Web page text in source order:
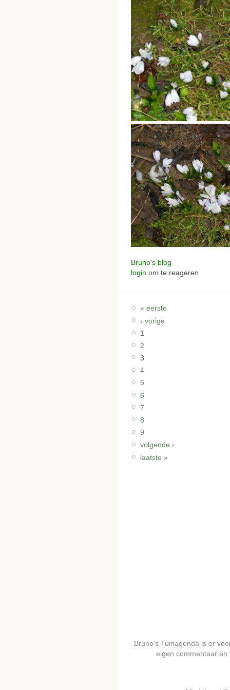
Bruno's blog
login om te reageren
« eerste
‹ vorige
1
2
3
4
5
6
7
8
9
volgende ›
laatste »
Bruno's Tuinagenda is er
eigen commentaar